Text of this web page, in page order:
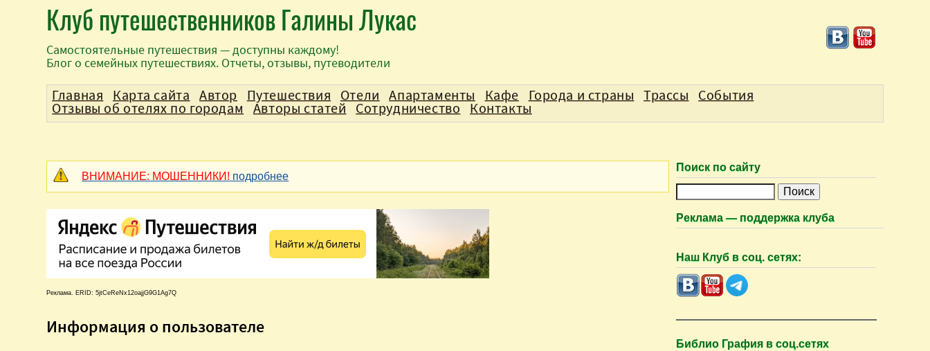
Клуб путешественников Галины Лукас
Самостоятельные путешествия — доступны каждому!
Блог о семейных путешествиях. Отчеты, отзывы, путеводители
ВНИМАНИЕ: МОШЕННИКИ! подробнее
Реклама. ERID: 5jtCeReNx12oajjG9G1Ag7Q
Информация о пользователе
Главная Карта сайта Автор Путешествия Отели Апартаменты Кафе Города и страны Трассы События
Отзывы об отелях по городам Авторы статей Сотрудничество Контакты
Поиск по сайту
и
к
Реклама — поддержка клуба
Наш Клуб в соц. сетях:
Библио Графия в соц.сетях